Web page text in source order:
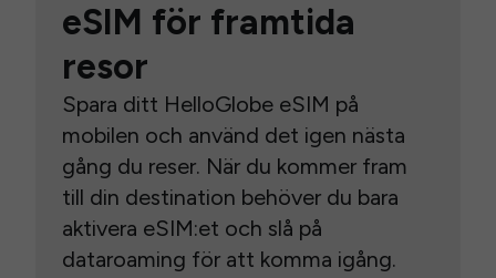
eSIM för framtida
resor
Spara ditt HelloGlobe eSIM på
mobilen och använd det igen nästa
gång du reser. När du kommer fram
till din destination behöver du bara
aktivera eSIM:et och slå på
dataroaming för att komma igång.